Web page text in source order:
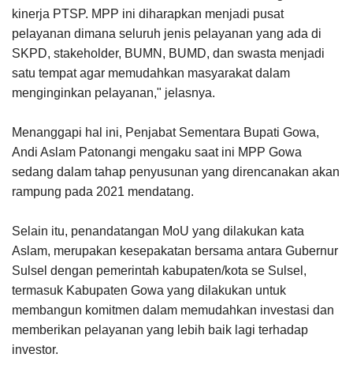
kinerja PTSP. MPP ini diharapkan menjadi pusat
pelayanan dimana seluruh jenis pelayanan yang ada di
SKPD, stakeholder, BUMN, BUMD, dan swasta menjadi
satu tempat agar memudahkan masyarakat dalam
menginginkan pelayanan," jelasnya.
Menanggapi hal ini, Penjabat Sementara Bupati Gowa,
Andi Aslam Patonangi mengaku saat ini MPP Gowa
sedang dalam tahap penyusunan yang direncanakan akan
rampung pada 2021 mendatang.
Selain itu, penandatangan MoU yang dilakukan kata
Aslam, merupakan kesepakatan bersama antara Gubernur
Sulsel dengan pemerintah kabupaten/kota se Sulsel,
termasuk Kabupaten Gowa yang dilakukan untuk
membangun komitmen dalam memudahkan investasi dan
memberikan pelayanan yang lebih baik lagi terhadap
investor.